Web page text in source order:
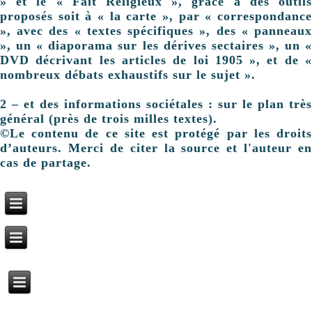
proposés soit à « la carte », par « correspondance
», avec des « textes spécifiques », des « panneaux
», un « diaporama sur les dérives sectaires », un «
DVD décrivant les articles de loi 1905 », et de «
nombreux débats exhaustifs sur le sujet ».
2 – et des informations sociétales : sur le plan très
général (près de trois milles textes).
©Le contenu de ce site est protégé par les droits
d’auteurs. Merci de citer la source et l'auteur en
cas de partage.